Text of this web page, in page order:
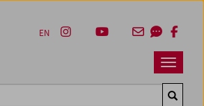
Navbar
EN